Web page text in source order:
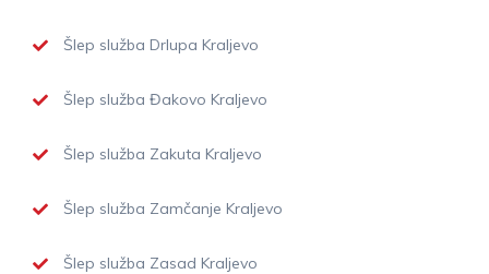
Šlep služba Drlupa Kraljevo
Šlep služba Đakovo Kraljevo
Šlep služba Zakuta Kraljevo
Šlep služba Zamčanje Kraljevo
Šlep služba Zasad Kraljevo